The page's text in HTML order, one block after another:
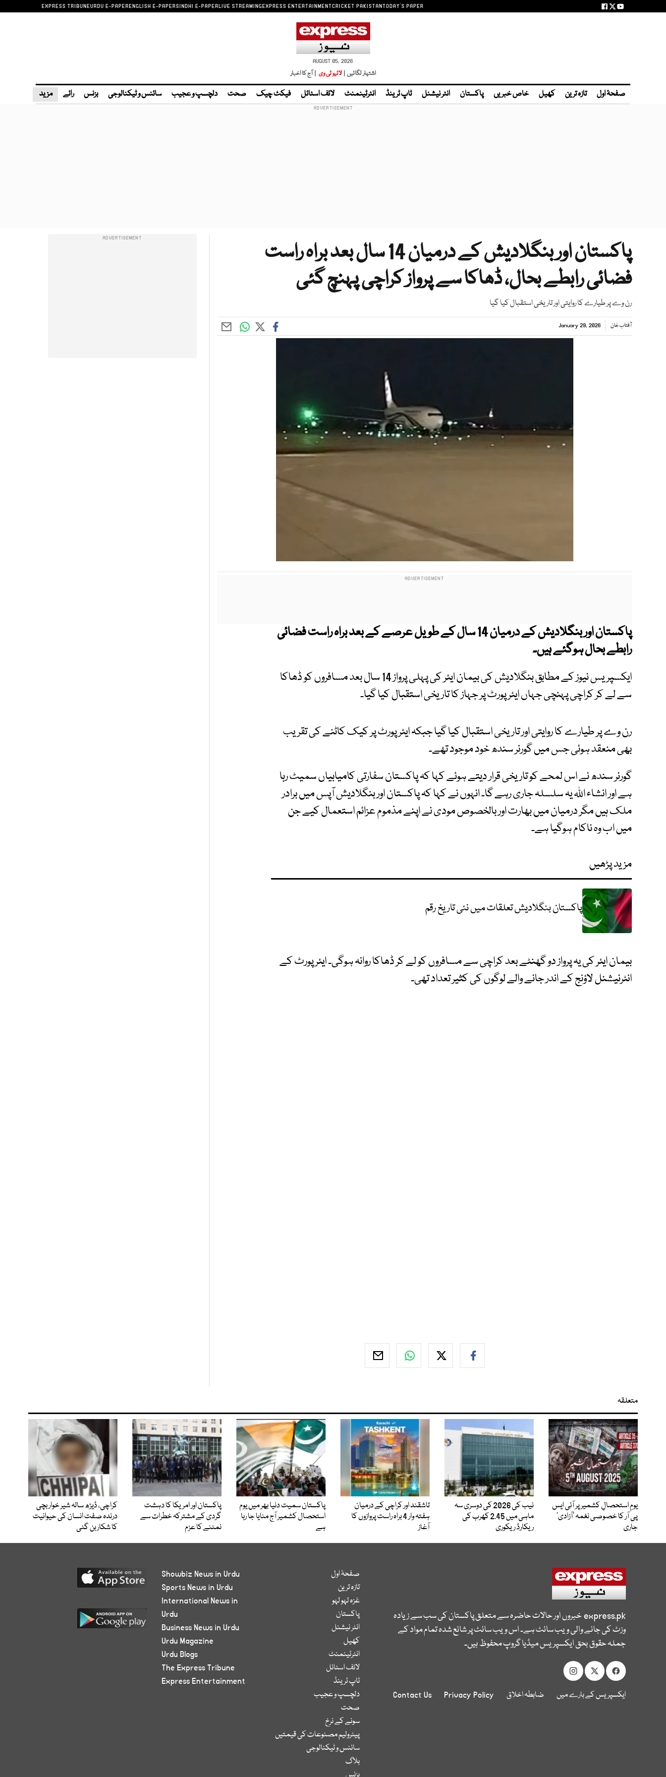
EXPRESS TRIBUNEURDU E-PAPERENGLISH E-PAPERSINDHI E-PAPERLIVE STREAMINGEXPRESS ENTERTAINMENTCRICKET PAKISTANTODAY'S PAPER
AUGUST 05, 2026
اشتہار لگائیں | لائیو ٹی وی | آج کا اخبار
صفحۂ اول تازہ ترین کھیل خاص خبریں پاکستان انٹر نیشنل ٹاپ ٹرینڈ انٹرٹینمنٹ لائف اسٹائل فیکٹ چیک صحت دلچسپ و عجیب سائنس و ٹیکنالوجی بزنس رائے مزید
پاکستان اور بنگلادیش کے درمیان 14 سال بعد براہ راست
فضائی رابطے بحال، ڈھاکا سے پرواز کراچی پہنچ گئی
رن وے پر طیارے کا روایتی اور تاریخی استقبال کیا گیا
آفتاب خان January 29, 2026
پاکستان اور بنگلادیش کے درمیان 14 سال کے طویل عرصے کے بعد براہ راست فضائی
رابطے بحال ہوگئے ہیں۔
ایکسپریس نیوز کے مطابق بنگلادیش کی بیمان ایئر کی پہلی پرواز 14 سال بعد مسافروں کو ڈھاکا
سے لے کر کراچی پہنچی جہاں ایئرپورٹ پر جہاز کا تاریخی استقبال کیا گیا۔
رن وے پر طیارے کا روایتی اور تاریخی استقبال کیا گیا جبکہ ایئرپورٹ پر کیک کاٹنے کی تقریب
بھی منعقد ہوئی جس میں گورنر سندھ خود موجود تھے۔
گورنر سندھ نے اس لمحے کو تاریخی قرار دیتے ہوئے کہا کہ پاکستان سفارتی کامیابیاں سمیٹ رہا
ہے اور انشاء اللہ یہ سلسلہ جاری رہے گا۔ انہوں نے کہا کہ پاکستان اور بنگلادیش آپس میں برادر
ملک ہیں مگر درمیان میں بھارت اور بالخصوص مودی نے اپنے مذموم عزائم استعمال کیے جن
میں اب وہ ناکام ہوگیا ہے۔
مزید پڑھیں
پاکستان بنگلادیش تعلقات میں نئی تاریخ رقم
بیمان ایئر کی یہ پرواز دو گھنٹے بعد کراچی سے مسافروں کو لے کر ڈھاکا روانہ ہوگی۔ ایئرپورٹ کے
انٹرنیشنل لاؤنج کے اندر جانے والے لوگوں کی کثیر تعداد تھی۔
متعلقہ
یومِ استحصالِ کشمیر پر آئی ایس
پی آر کا خصوصی نغمہ ’آزادی‘
جاری
نیب کی 2026 کی دوسری سہ
ماہی میں 2.45 کھرب کی
ریکارڈ ریکوری
تاشقند اور کراچی کے درمیان
ہفتہ وار 4 براہ راست پروازوں کا
آغاز
پاکستان سمیت دنیا بھر میں یوم
استحصال کشمیر آج منایا جا رہا
ہے
پاکستان اور امریکا کا دہشت
گردی کے مشترکہ خطرات سے
نمٹنے کا عزم
کراچی، ڈیڑھ سالہ شیر خوار بچی
درندہ صفت انسان کی حیوانیت
کا شکار بن گئی
express.pkخبروں اور حالات حاضرہ سے متعلق پاکستان کی سب سے زیادہ
وزٹ کی جانے والی ویب سائٹ ہے۔ اس ویب سائٹ پر شائع شدہ تمام مواد کے
جملہ حقوق بحق ایکسپریس میڈیا گروپ محفوظ ہیں۔
ایکسپریس کے بارے میں ضابطہ اخلاق Privacy Policy
Contact Us
صفحۂ اول
تازہ ترین
غزہ لہو لہو
پاکستان
انٹر نیشنل
کھیل
انٹرٹینمنٹ
لائف اسٹائل
ٹاپ ٹرینڈ
دلچسپ و عجیب
صحت
سونے کے نرخ
پیٹرولیم مصنوعات کی قیمتیں
سائنس و ٹیکنالوجی
بلاگ
Showbiz News in Urdu
Sports News in Urdu
International News in
Urdu
Business News in Urdu
Urdu Magazine
Urdu Blogs
The Express Tribune
Express Entertainment